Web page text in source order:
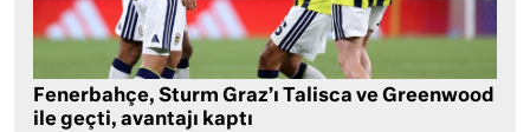
Fenerbahçe, Sturm Graz’ı Talisca ve Greenwood
ile geçti, avantajı kaptı